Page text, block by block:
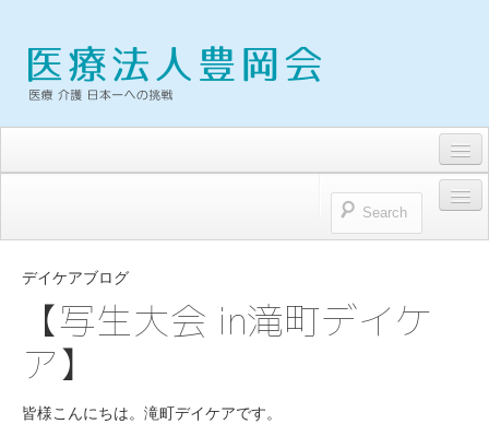
お問い合わせ
プライバシーポリシー
医療法人豊岡会
医療法人豊岡会 理念
デイケアブログ
【写生大会 in滝町デイケ
ア】
皆様こんにちは。滝町デイケアです。